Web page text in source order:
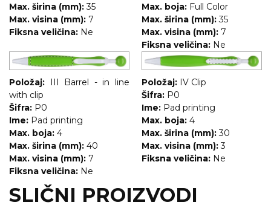
Max. širina (mm): 35
Max. visina (mm): 7
Fiksna veličina: Ne
Max. boja: Full Color
Max. širina (mm): 35
Max. visina (mm): 7
Fiksna veličina: Ne
Položaj:
III Barrel - in line
with clip
Šifra: P0
Ime: Pad printing
Max. boja: 4
Max. širina (mm): 40
Max. visina (mm): 7
Fiksna veličina: Ne
Položaj: IV Clip
Šifra: P0
Ime: Pad printing
Max. boja: 4
Max. širina (mm): 30
Max. visina (mm): 3
Fiksna veličina: Ne
SLIČNI PROIZVODI